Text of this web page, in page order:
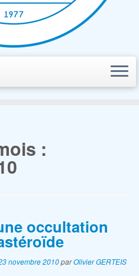
:
occultation
novembre 2010parOlivier GERTEIS